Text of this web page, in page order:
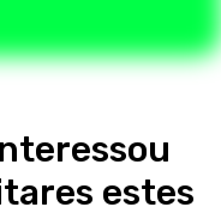
estes